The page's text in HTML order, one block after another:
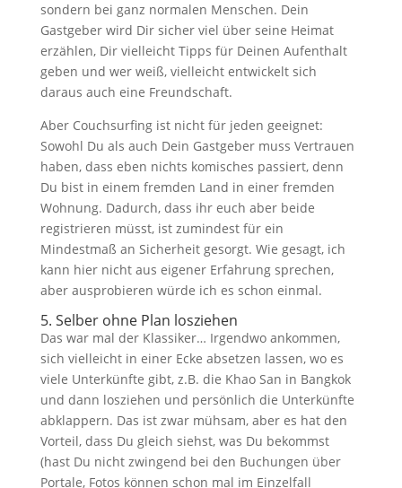
sondern bei ganz normalen Menschen. Dein
Gastgeber wird Dir sicher viel über seine Heimat
erzählen, Dir vielleicht Tipps für Deinen Aufenthalt
geben und wer weiß, vielleicht entwickelt sich
daraus auch eine Freundschaft.
Aber Couchsurfing ist nicht für jeden geeignet:
Sowohl Du als auch Dein Gastgeber muss Vertrauen
haben, dass eben nichts komisches passiert, denn
Du bist in einem fremden Land in einer fremden
Wohnung. Dadurch, dass ihr euch aber beide
registrieren müsst, ist zumindest für ein
Mindestmaß an Sicherheit gesorgt. Wie gesagt, ich
kann hier nicht aus eigener Erfahrung sprechen,
aber ausprobieren würde ich es schon einmal.
5. Selber ohne Plan losziehen
Das war mal der Klassiker… Irgendwo ankommen,
sich vielleicht in einer Ecke absetzen lassen, wo es
viele Unterkünfte gibt, z.B. die Khao San in Bangkok
und dann losziehen und persönlich die Unterkünfte
abklappern. Das ist zwar mühsam, aber es hat den
Vorteil, dass Du gleich siehst, was Du bekommst
(hast Du nicht zwingend bei den Buchungen über
Portale, Fotos können schon mal im Einzelfall